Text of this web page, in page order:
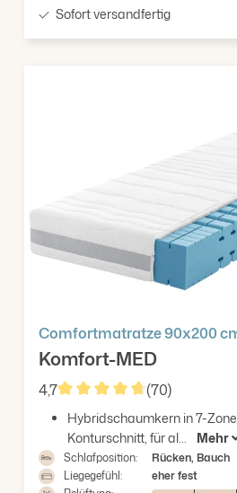
Sofort versandfertig
Comfortmatratze 90x200
Komfort-MED
4,7
Durchschnittliche
(70)
Hybridschaumkern in 7-
Konturschnitt, für al...
Mehr
Schlafposition:
Rücken, Bauch
Liegegefühl:
eher fest